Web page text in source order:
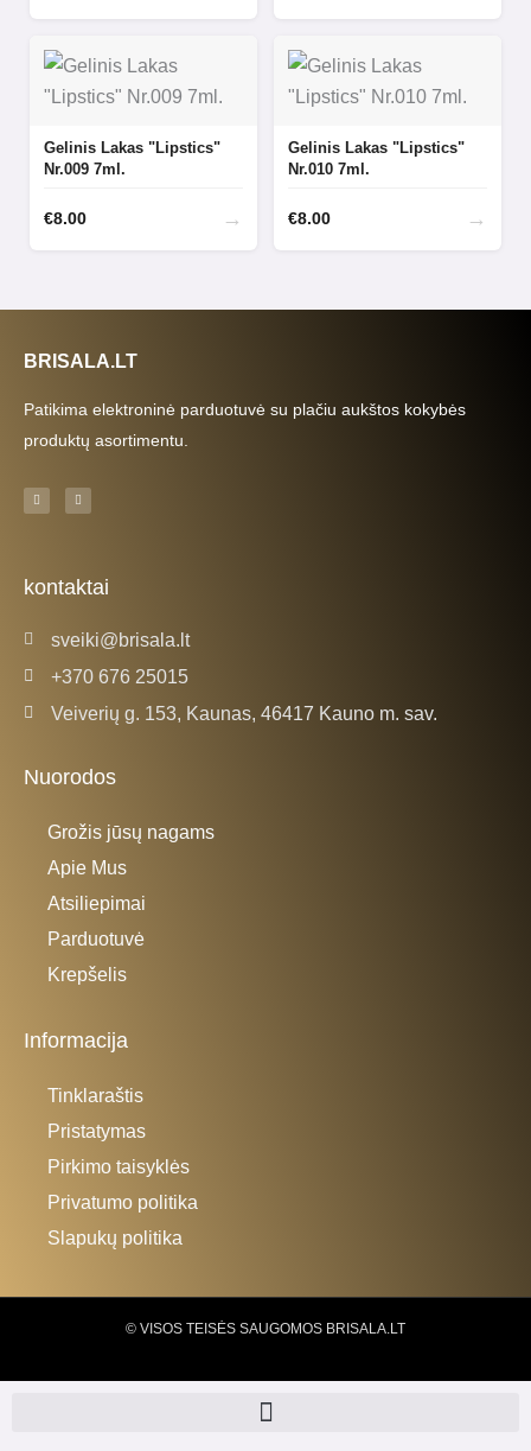
Gelinis Lakas "Lipstics"
Nr.009 7ml.
€8.00 →
Gelinis Lakas "Lipstics"
Nr.010 7ml.
€8.00 →
BRISALA.LT
Patikima elektroninė parduotuvė su plačiu aukštos kokybės
produktų asortimentu.
F
a
c
-
f
I
n
s
m
kontaktai
sveiki@brisala.lt
+370 676 25015
Veiverių g. 153, Kaunas, 46417 Kauno m. sav.
Nuorodos
Grožis jūsų nagams
Apie Mus
Atsiliepimai
Parduotuvė
Krepšelis
Informacija
Tinklaraštis
Pristatymas
Pirkimo taisyklės
Privatumo politika
Slapukų politika
© VISOS TEISĖS SAUGOMOS BRISALA.LT